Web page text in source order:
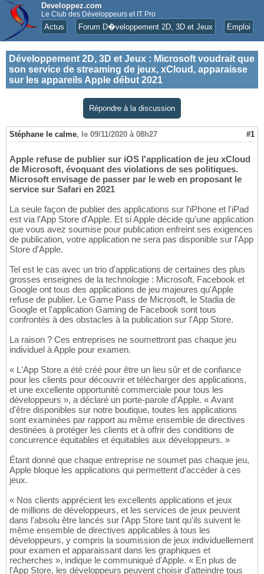
Developpez.com
Le Club des Développeurs et IT Pro
Actus Forum D�veloppement 2D, 3D et Jeux Emploi
Développement 2D, 3D et Jeux : Microsoft voudrait que
son service de streaming de jeux, xCloud, apparaisse
sur les appareils Apple début 2021
Répondre à la discussion
Stéphane le calme, le 09/11/2020 à 08h27 #1
Apple refuse de publier sur iOS l'application de jeu xCloud
de Microsoft, évoquant des violations de ses politiques.
Microsoft envisage de passer par le web en proposant le
service sur Safari en 2021
La seule façon de publier des applications sur l'iPhone et l'iPad
est via l'App Store d'Apple. Et si Apple décide qu'une application
que vous avez soumise pour publication enfreint ses exigences
de publication, votre application ne sera pas disponible sur l'App
Store d'Apple.
Tel est le cas avec un trio d'applications de certaines des plus
grosses enseignes de la technologie : Microsoft, Facebook et
Google ont tous des applications de jeu majeures qu'Apple
refuse de publier. Le Game Pass de Microsoft, le Stadia de
Google et l'application Gaming de Facebook sont tous
confrontés à des obstacles à la publication sur l'App Store.
La raison ? Ces entreprises ne soumettront pas chaque jeu
individuel à Apple pour examen.
« L'App Store a été créé pour être un lieu sûr et de confiance
pour les clients pour découvrir et télécharger des applications,
et une excellente opportunité commerciale pour tous les
développeurs », a déclaré un porte-parole d'Apple. « Avant
d'être disponibles sur notre boutique, toutes les applications
sont examinées par rapport au même ensemble de directives
destinées à protéger les clients et à offrir des conditions de
concurrence équitables et équitables aux développeurs. »
Étant donné que chaque entreprise ne soumet pas chaque jeu,
Apple bloque les applications qui permettent d'accéder à ces
jeux.
« Nos clients apprécient les excellents applications et jeux
de millions de développeurs, et les services de jeux peuvent
dans l'absolu être lancés sur l'App Store tant qu'ils suivent le
même ensemble de directives applicables à tous les
développeurs, y compris la soumission de jeux individuellement
pour examen et apparaissant dans les graphiques et
recherches », indique le communiqué d'Apple. « En plus de
l'App Store, les développeurs peuvent choisir d'atteindre tous